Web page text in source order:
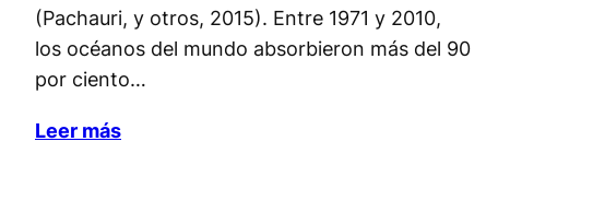
(Pachauri, y otros, 2015). Entre 1971 y 2010,
los océanos del mundo absorbieron más del 90
por ciento…
Leer más